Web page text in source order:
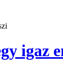
igaz